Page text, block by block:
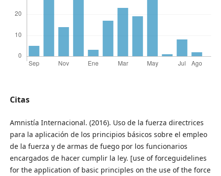
Citas
Amnistía Internacional. (2016). Uso de la fuerza directrices
para la aplicación de los principios básicos sobre el empleo
de la fuerza y de armas de fuego por los funcionarios
encargados de hacer cumplir la ley. [use of forceguidelines
for the application of basic principles on the use of the force